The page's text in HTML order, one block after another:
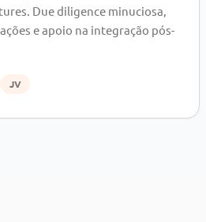
Due diligence minuciosa,
e apoio na integração pós-
JV